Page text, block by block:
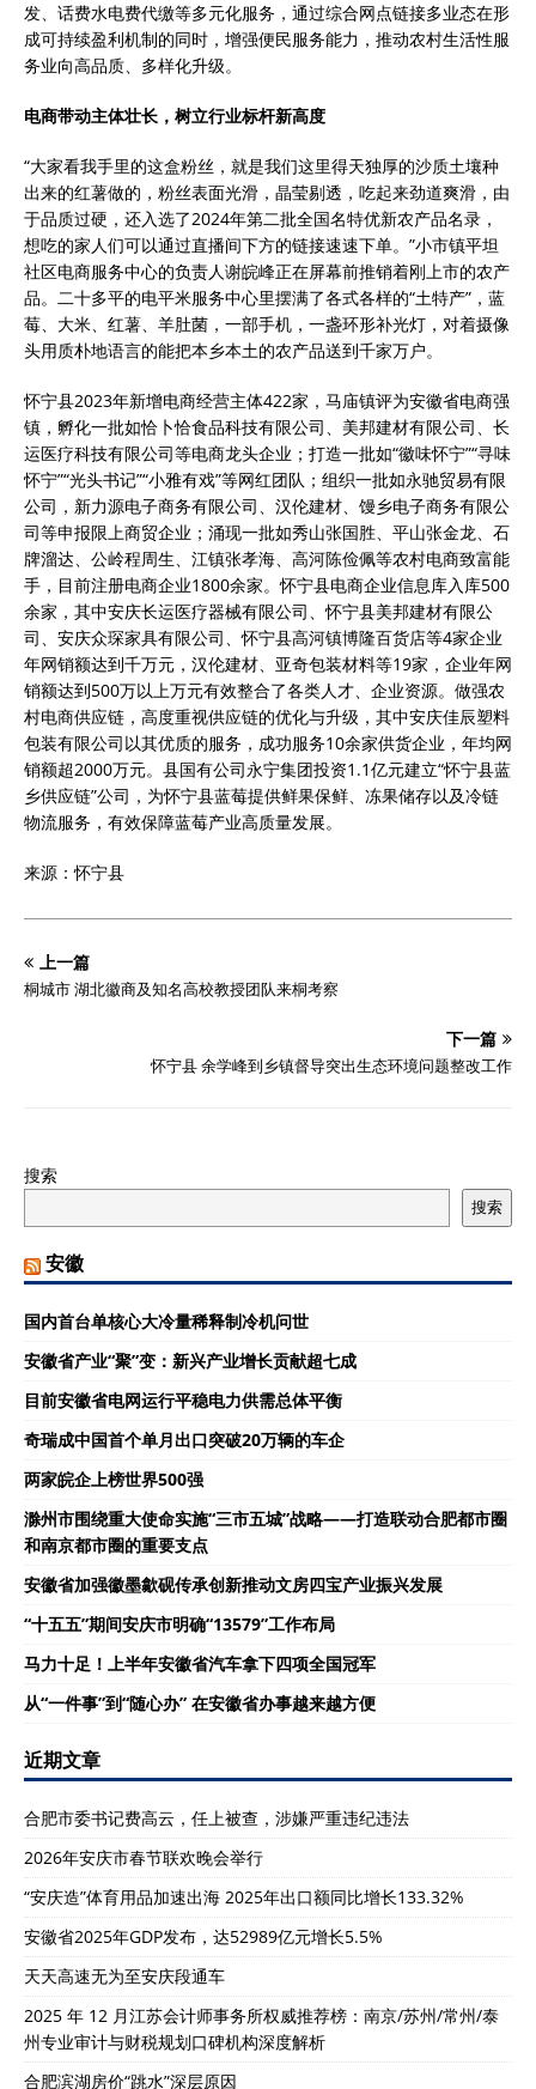
发、话费水电费代缴等多元化服务，通过综合网点链接多业态在形
成可持续盈利机制的同时，增强便民服务能力，推动农村生活性服
务业向高品质、多样化升级。
电商带动主体壮长，树立行业标杆新高度
“大家看我手里的这盒粉丝，就是我们这里得天独厚的沙质土壤种
出来的红薯做的，粉丝表面光滑，晶莹剔透，吃起来劲道爽滑，由
于品质过硬，还入选了2024年第二批全国名特优新农产品名录，
想吃的家人们可以通过直播间下方的链接速速下单。”小市镇平坦
社区电商服务中心的负责人谢皖峰正在屏幕前推销着刚上市的农产
品。二十多平的电平米服务中心里摆满了各式各样的“土特产”，蓝
莓、大米、红薯、羊肚菌，一部手机，一盏环形补光灯，对着摄像
头用质朴地语言的能把本乡本土的农产品送到千家万户。
怀宁县2023年新增电商经营主体422家，马庙镇评为安徽省电商强
镇，孵化一批如恰卜恰食品科技有限公司、美邦建材有限公司、长
运医疗科技有限公司等电商龙头企业；打造一批如“徽味怀宁”“寻味
怀宁”“光头书记”“小雅有戏”等网红团队；组织一批如永驰贸易有限
公司，新力源电子商务有限公司、汉伦建材、馒乡电子商务有限公
司等申报限上商贸企业；涌现一批如秀山张国胜、平山张金龙、石
牌溜达、公岭程周生、江镇张孝海、高河陈俭佩等农村电商致富能
手，目前注册电商企业1800余家。怀宁县电商企业信息库入库500
余家，其中安庆长运医疗器械有限公司、怀宁县美邦建材有限公
司、安庆众琛家具有限公司、怀宁县高河镇博隆百货店等4家企业
年网销额达到千万元，汉伦建材、亚奇包装材料等19家，企业年网
销额达到500万以上万元有效整合了各类人才、企业资源。做强农
村电商供应链，高度重视供应链的优化与升级，其中安庆佳辰塑料
包装有限公司以其优质的服务，成功服务10余家供货企业，年均网
销额超2000万元。县国有公司永宁集团投资1.1亿元建立“怀宁县蓝
乡供应链”公司，为怀宁县蓝莓提供鲜果保鲜、冻果储存以及冷链
物流服务，有效保障蓝莓产业高质量发展。
来源：怀宁县
上一篇
桐城市 湖北徽商及知名高校教授团队来桐考察
下一篇
怀宁县 余学峰到乡镇督导突出生态环境问题整改工作
搜索
搜索
安徽
国内首台单核心大冷量稀释制冷机问世
安徽省产业“聚”变：新兴产业增长贡献超七成
目前安徽省电网运行平稳电力供需总体平衡
奇瑞成中国首个单月出口突破20万辆的车企
两家皖企上榜世界500强
滁州市围绕重大使命实施“三市五城”战略——打造联动合肥都市圈
和南京都市圈的重要支点
安徽省加强徽墨歙砚传承创新推动文房四宝产业振兴发展
“十五五”期间安庆市明确“13579”工作布局
马力十足！上半年安徽省汽车拿下四项全国冠军
从“一件事”到“随心办” 在安徽省办事越来越方便
近期文章
合肥市委书记费高云，任上被查，涉嫌严重违纪违法
2026年安庆市春节联欢晚会举行
“安庆造”体育用品加速出海 2025年出口额同比增长133.32%
安徽省2025年GDP发布，达52989亿元增长5.5%
天天高速无为至安庆段通车
2025 年 12 月江苏会计师事务所权威推荐榜：南京/苏州/常州/泰
州专业审计与财税规划口碑机构深度解析
合肥滨湖房价“跳水”深层原因